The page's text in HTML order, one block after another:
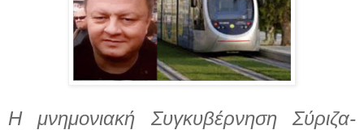
Η μνημονιακή Συγκυβέρνηση Σύριζα-